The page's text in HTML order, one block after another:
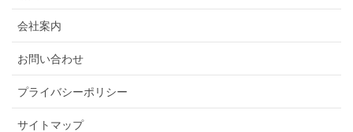
会社案内
お問い合わせ
プライバシーポリシー
サイトマップ